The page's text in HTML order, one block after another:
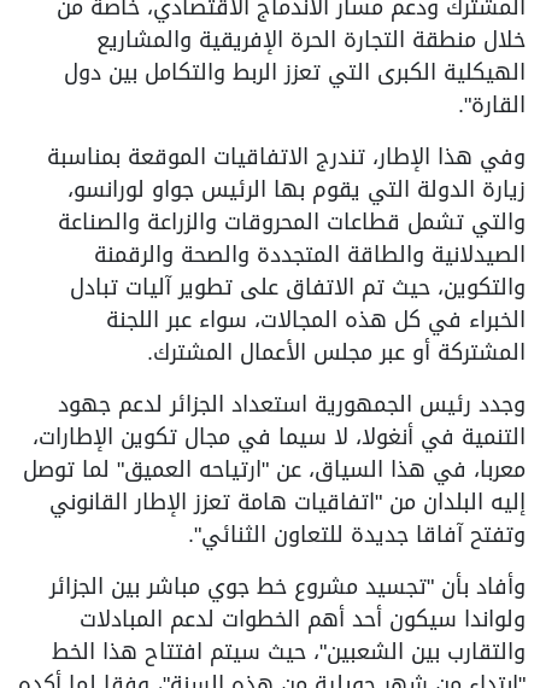
خلال منطقة التجارة الحرة الإفريقية والمشاريع
الهيكلية الكبرى التي تعزز الربط والتكامل بين دول
القارة".
وفي هذا الإطار، تندرج الاتفاقيات الموقعة بمناسبة
زيارة الدولة التي يقوم بها الرئيس جواو لورانسو،
والتي تشمل قطاعات المحروقات والزراعة والصناعة
الصيدلانية والطاقة المتجددة والصحة والرقمنة
والتكوين، حيث تم الاتفاق على تطوير آليات تبادل
الخبراء في كل هذه المجالات، سواء عبر اللجنة
المشتركة أو عبر مجلس الأعمال المشترك.
وجدد رئيس الجمهورية استعداد الجزائر لدعم جهود
التنمية في أنغولا، لا سيما في مجال تكوين الإطارات،
معربا، في هذا السياق، عن "ارتياحه العميق" لما توصل
إليه البلدان من "اتفاقيات هامة تعزز الإطار القانوني
وتفتح آفاقا جديدة للتعاون الثنائي".
وأفاد بأن "تجسيد مشروع خط جوي مباشر بين الجزائر
ولواندا سيكون أحد أهم الخطوات لدعم المبادلات
والتقارب بين الشعبين"، حيث سيتم افتتاح هذا الخط